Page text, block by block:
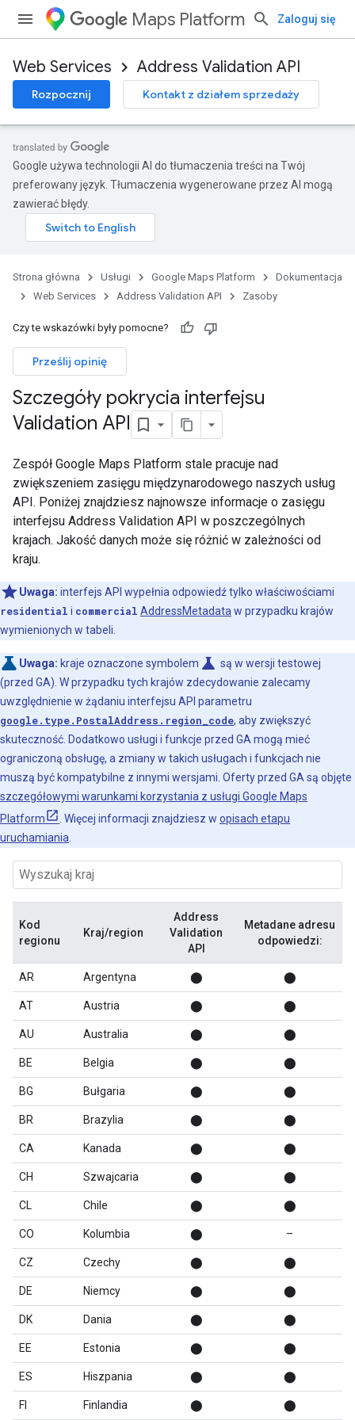
Maps Platform Zaloguj się
Web Services Address Validation API
Rozpocznij Kontakt z działem sprzedaży
Google używa technologii AI do tłumaczenia treści na Twój
preferowany język. Tłumaczenia wygenerowane przez AI mogą
zawierać błędy.
Strona główna Usługi Google Maps Platform
Dokumentacja
Web Services
Address Validation API Zasoby
Czy te wskazówki były pomocne?
Prześlij opinię
Szczegóły pokrycia interfejsu
Validation API
Zespół Google Maps Platform stale pracuje nad
zwiększeniem zasięgu międzynarodowego naszych usług
API. Poniżej znajdziesz najnowsze informacje o zasięgu
interfejsu Address Validation API w poszczególnych
krajach. Jakość danych może się różnić w zależności od
kraju.
Uwaga: interfejs API wypełnia odpowiedź tylko właściwościami
residential i commercial AddressMetadata w przypadku krajów
wymienionych w tabeli.
Uwaga: kraje oznaczone symbolem science są w wersji testowej
(przed GA). W przypadku tych krajów zdecydowanie zalecamy
uwzględnienie w żądaniu interfejsu API parametru
google.type.PostalAddress.region_code, aby zwiększyć
skuteczność. Dodatkowo usługi i funkcje przed GA mogą mieć
ograniczoną obsługę, a zmiany w takich usługach i funkcjach nie
muszą być kompatybilne z innymi wersjami. Oferty przed GA są objęte
szczegółowymi warunkami korzystania z usługi Google Maps
Platform
. Więcej informacji znajdziesz w opisach etapu
uruchamiania
Kod
regionu
Kraj/region
Address
Validation
API
Metadane adresu
odpowiedzi:
AR Argentyna ⬤ ⬤
AT Austria ⬤ ⬤
AU Australia ⬤ ⬤
BE Belgia ⬤ ⬤
BG Bułgaria ⬤ ⬤
BR Brazylia ⬤ ⬤
CA Kanada ⬤ ⬤
CH Szwajcaria ⬤ ⬤
CL Chile ⬤ ⬤
CO Kolumbia ⬤ –
CZ Czechy ⬤ ⬤
DE Niemcy ⬤ ⬤
DK Dania ⬤ ⬤
EE Estonia ⬤ ⬤
ES Hiszpania ⬤ ⬤
FI Finlandia ⬤ ⬤